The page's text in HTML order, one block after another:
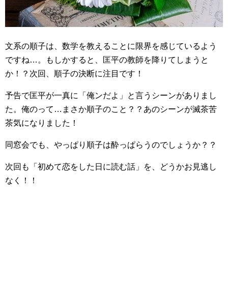
文系の順子は、数学を教えることに限界を感じているよう
ですね…。もしかすると、匡平の教師を降りてしまうと
か！？次回、順子の決断に注目です！
予告で匡平が一真に「俺ンだよ」と言うシーンがありまし
た。俺のって…まさか順子のこと？？あのシーンが滅茶苦
茶気になりました！
同窓会でも、やっぱり順子は酔っぱらうのでしょうか？？
次回も「初めて恋をした日に読む話」を、どうかお見逃し
なく！！